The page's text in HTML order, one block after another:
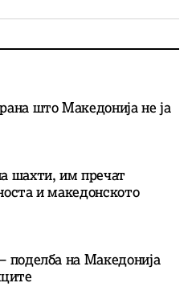
што Македонија не ја
шахти, им пречат
и македонското
поделба на Македонија